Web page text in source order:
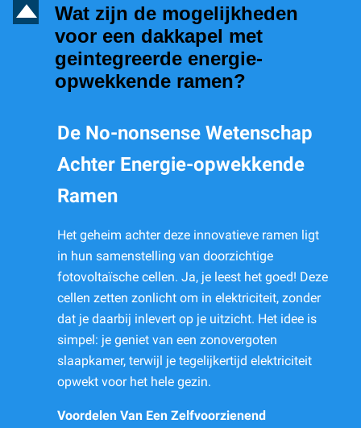
D
Wat zijn de mogelijkheden
voor een dakkapel met
geintegreerde energie-
opwekkende ramen?
De No-nonsense Wetenschap
Achter Energie-opwekkende
Ramen
Het geheim achter deze innovatieve ramen ligt
in hun samenstelling van doorzichtige
fotovoltaïsche cellen. Ja, je leest het goed! Deze
cellen zetten zonlicht om in elektriciteit, zonder
dat je daarbij inlevert op je uitzicht. Het idee is
simpel: je geniet van een zonovergoten
slaapkamer, terwijl je tegelijkertijd elektriciteit
opwekt voor het hele gezin.
Voordelen Van Een Zelfvoorzienend